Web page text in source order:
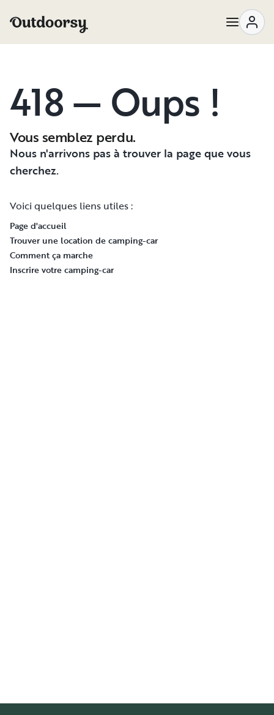
418 — Oups !
Vous semblez perdu.
Nous n'arrivons pas à trouver la page que vous
cherchez.
Voici quelques liens utiles :
Page d'accueil
Trouver une location de camping-car
Comment ça marche
Inscrire votre camping-car